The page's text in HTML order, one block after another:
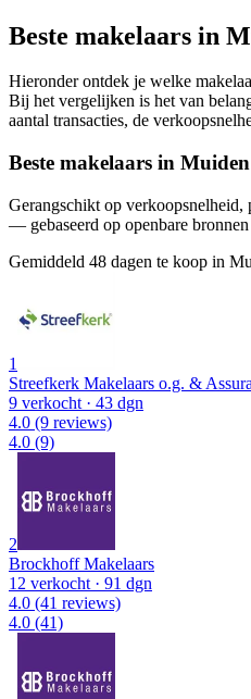
Beste makelaars in
Hieronder ontdek je welke
Bij het vergelijken is het van
aantal transacties, de
Beste makelaars in Muiden
Gerangschikt op
— gebaseerd op openbare
Gemiddeld 48 dagen te koop in
1
Streefkerk Makelaars o.g. &
9 verkocht · 43 dgn
4.0 (9 reviews)
4.0 (9)
2
Brockhoff Makelaars
12 verkocht · 91 dgn
4.0 (41 reviews)
4.0 (41)